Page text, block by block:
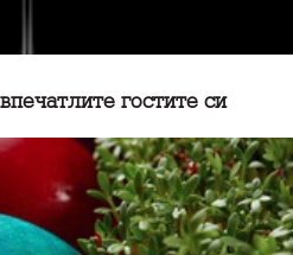
гостите си